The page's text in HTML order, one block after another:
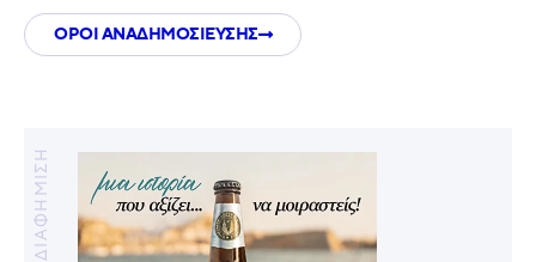
ΟΡΟΙ ΑΝΑΔΗΜΟΣΙΕΥΣΗΣ
ΔΙΑΦΗΜΙΣΗ